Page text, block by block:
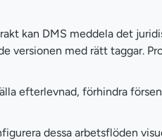
kan DMS meddela det
versionen med rätt taggar.
efterlevnad, förhindra
dessa arbetsflöden